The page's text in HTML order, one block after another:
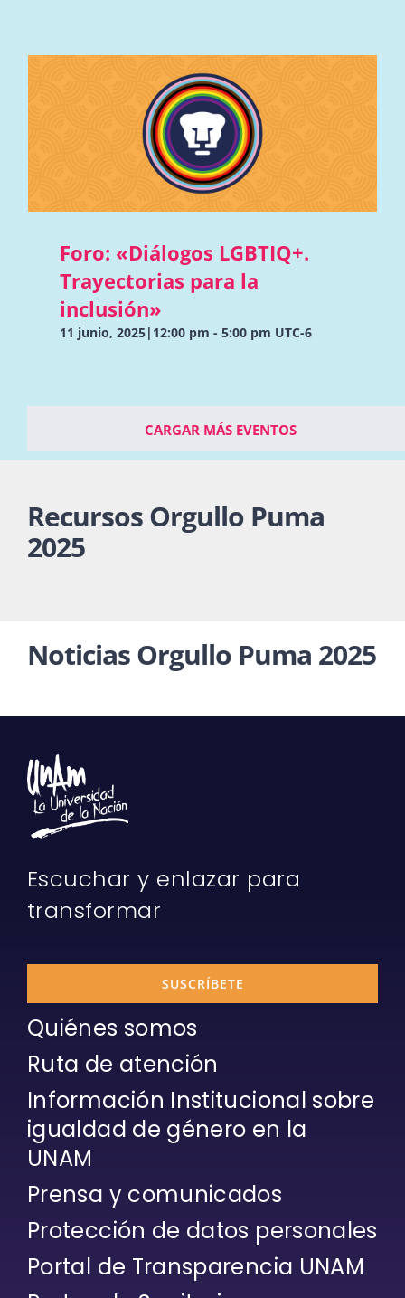
Foro: «Diálogos LGBTIQ+.
Trayectorias para la
inclusión»
11 junio, 2025|12:00 pm - 5:00 pm UTC-6
CARGAR MÁS EVENTOS
Recursos Orgullo Puma
2025
Noticias Orgullo Puma 2025
Escuchar y enlazar para
transformar
SUSCRÍBETE
Quiénes somos
Ruta de atención
Información Institucional sobre
igualdad de género en la
UNAM
Prensa y comunicados
Protección de datos personales
Portal de Transparencia UNAM